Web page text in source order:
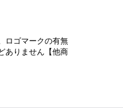
ゴマークの有無
ありません【他商